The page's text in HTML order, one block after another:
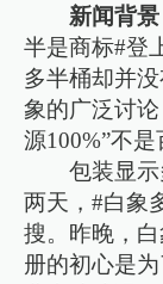
新闻背
半是商标#登
多半桶却并
象的广泛讨
源100%”不
包装显
两天，#白象
搜。昨晚，
册的初心是